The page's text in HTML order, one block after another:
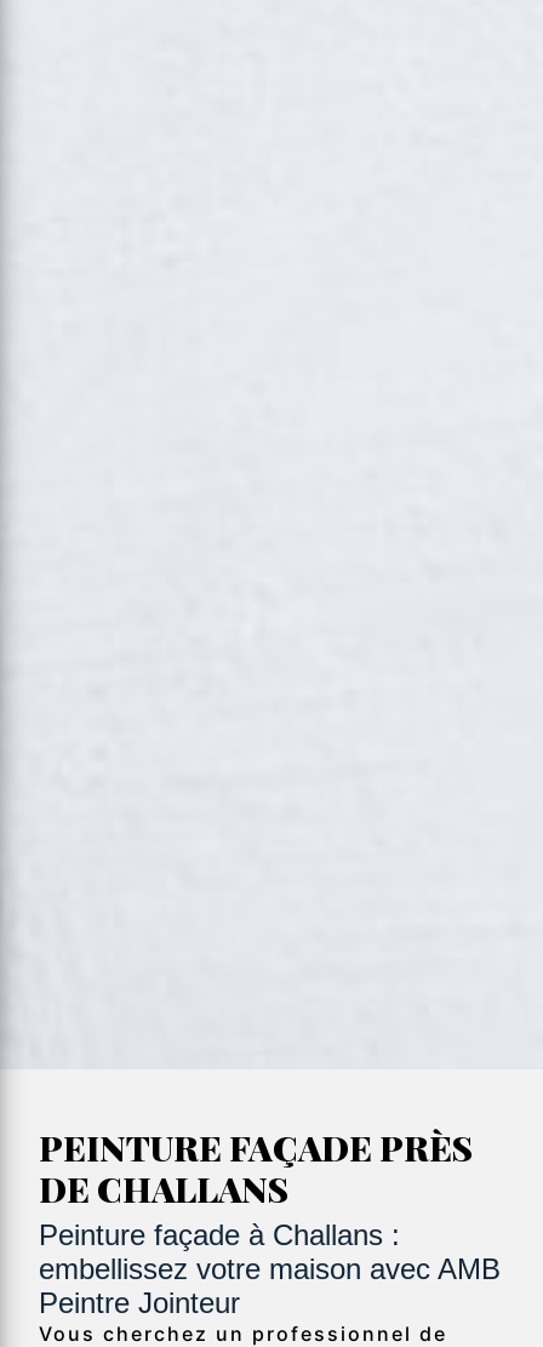
PEINTURE FAÇADE PRÈS
DE CHALLANS
Peinture façade à Challans :
embellissez votre maison avec AMB
Peintre Jointeur
Vous cherchez un professionnel de